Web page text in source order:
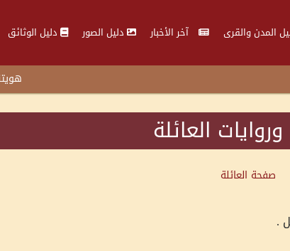
المدن والقرى آخر الأخبار دليل الصور دليل الوثائق
العائلة
صفحة العائلة
.